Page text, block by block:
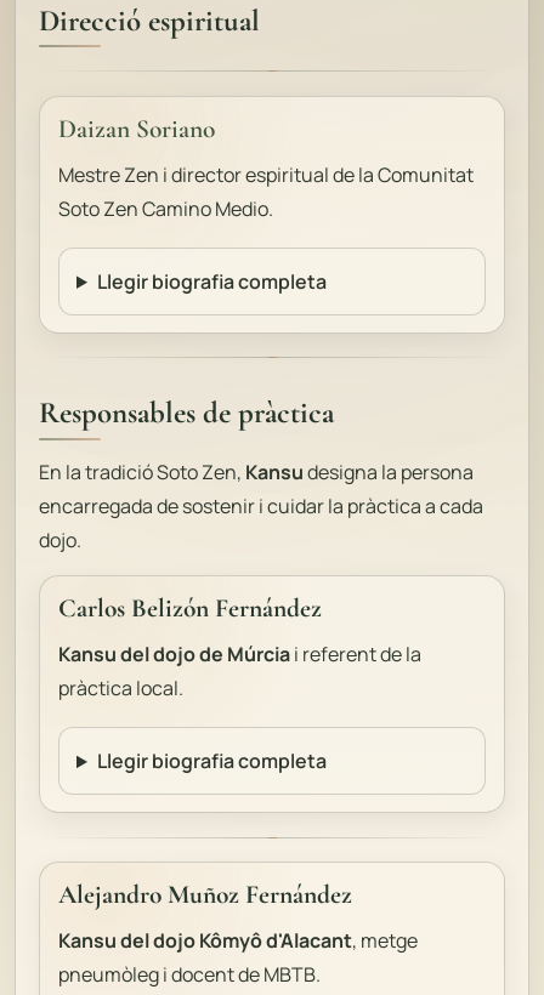
Direcció espiritual
Daizan Soriano
Mestre Zen i director espiritual de la Comunitat
Soto Zen Camino Medio.
Llegir biografia completa
Responsables de pràctica
En la tradició Soto Zen, Kansudesigna la persona
encarregada de sostenir i cuidar la pràctica a cada
dojo.
Carlos Belizón Fernández
Kansu del dojo de Múrciai referent de la
pràctica local.
Llegir biografia completa
Alejandro Muñoz Fernández
Kansu del dojo Kômyô d'Alacant, metge
pneumòleg i docent de MBTB.